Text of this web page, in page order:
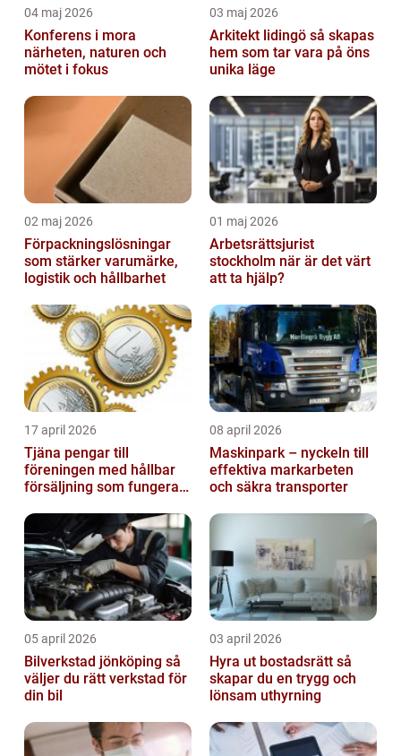
04 maj 2026
Konferens i mora
närheten, naturen och
mötet i fokus
03 maj 2026
Arkitekt lidingö så skapas
hem som tar vara på öns
unika läge
02 maj 2026
Förpackningslösningar
som stärker varumärke,
logistik och hållbarhet
01 maj 2026
Arbetsrättsjurist
stockholm när är det värt
att ta hjälp?
17 april 2026
Tjäna pengar till
föreningen med hållbar
försäljning som fungerar
08 april 2026
Maskinpark – nyckeln till
effektiva markarbeten
och säkra transporter
05 april 2026
Bilverkstad jönköping så
väljer du rätt verkstad för
din bil
03 april 2026
Hyra ut bostadsrätt så
skapar du en trygg och
lönsam uthyrning